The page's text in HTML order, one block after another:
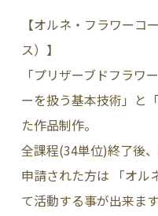
【オルネ・フラワーコ
ス）】
「プリザーブドフラワ
ーを扱う基本技術」と
た作品制作。
全課程(34単位)終了後
申請された方は 「オル
て活動する事が出来ます